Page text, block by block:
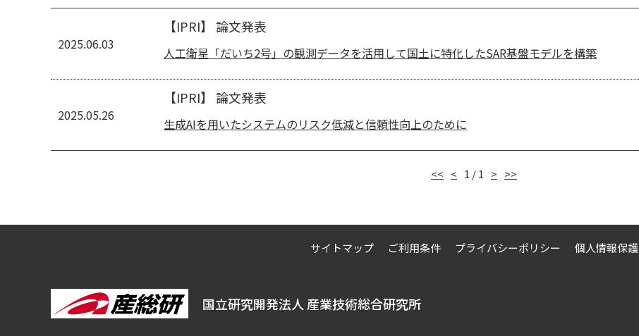
2025.06.03
【IPRI】 論文発表
人工衛星「だいち2号」の観測データを活用して国土に特化したSAR基盤モデルを構築
2025.05.26
【IPRI】 論文発表
生成AIを用いたシステムのリスク低減と信頼性向上のために
<< < 1 / 1 > >>
サイトマップ ご利用条件 プライバシーポリシー 個人情報保護
国立研究開発法人 産業技術総合研究所